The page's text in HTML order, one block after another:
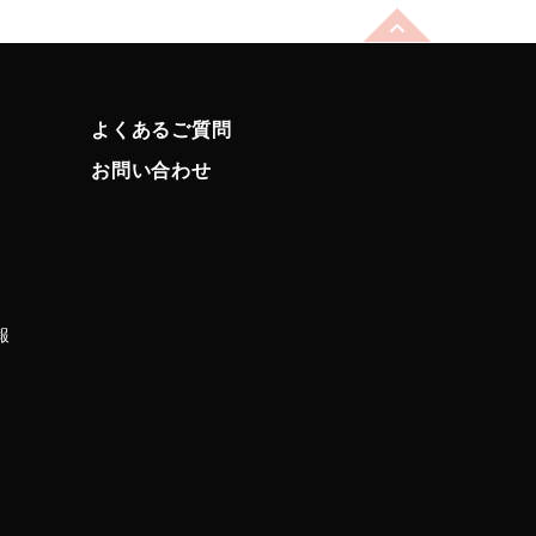
よくあるご質問
お問い合わせ